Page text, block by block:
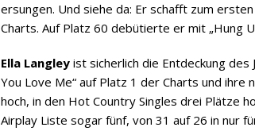
ersungen. Und siehe da: Er schafft zum
Charts. Auf Platz 60 debütierte er mit „Hung
Ella Langley ist sicherlich die Entdeckung des
You Love Me“ auf Platz 1 der Charts und ihre
hoch, in den Hot Country Singles drei Plätze
Airplay Liste sogar fünf, von 31 auf 26 in nur